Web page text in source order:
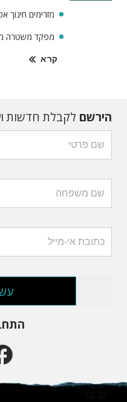
מזרימים
מפקד משטרה
קרא
הירשם לקבלת חדשות